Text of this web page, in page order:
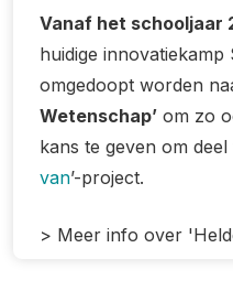
Vanaf het schooljaar
huidige innovatiekamp
omgedoopt worden
Wetenschap’ om zo
kans te geven om deel
van’-project.
> Meer info over